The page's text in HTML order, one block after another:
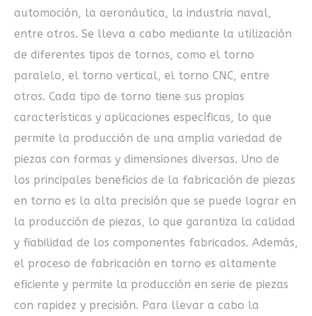
automoción, la aeronáutica, la industria naval,
entre otros. Se lleva a cabo mediante la utilización
de diferentes tipos de tornos, como el torno
paralelo, el torno vertical, el torno CNC, entre
otros. Cada tipo de torno tiene sus propias
características y aplicaciones específicas, lo que
permite la producción de una amplia variedad de
piezas con formas y dimensiones diversas. Uno de
los principales beneficios de la fabricación de piezas
en torno es la alta precisión que se puede lograr en
la producción de piezas, lo que garantiza la calidad
y fiabilidad de los componentes fabricados. Además,
el proceso de fabricación en torno es altamente
eficiente y permite la producción en serie de piezas
con rapidez y precisión. Para llevar a cabo la